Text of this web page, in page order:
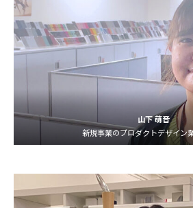
山下 萌音
新規事業のプロダクトデザイン